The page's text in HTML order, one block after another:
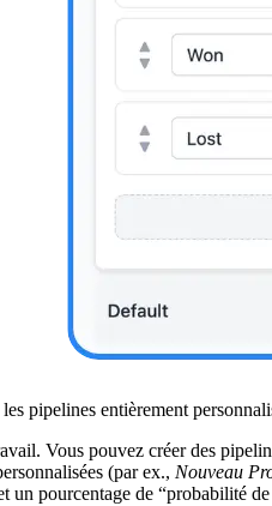
pipelines entièrement
Vous pouvez créer des
(par ex., Nouveau
un pourcentage de “probabilité